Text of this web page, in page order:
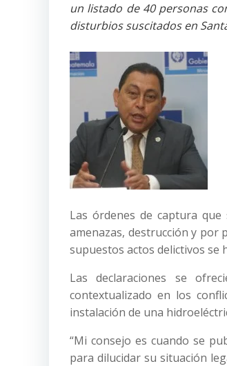
un listado de 40 personas
disturbios suscitados en
Las órdenes de captura
amenazas, destrucción y por
supuestos actos delictivos se
Las declaraciones se
contextualizado en los
instalación de una
“Mi consejo es cuando se
para dilucidar su situación